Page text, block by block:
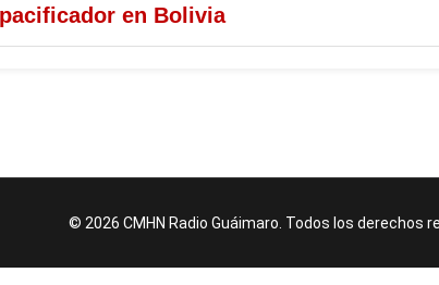
en Bolivia
© 2026 CMHN Radio Guáimaro. Todos los derechos